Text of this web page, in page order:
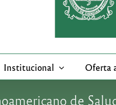
Institucional Oferta
de